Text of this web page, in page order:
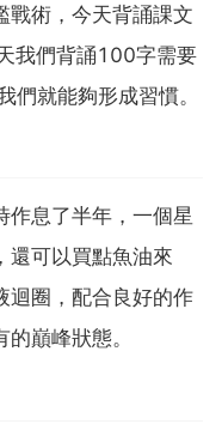
戰術，今天背誦課文
我們背誦100字需要
們就能夠形成習慣。
作息了半年，一個星
還可以買點魚油來
迴圈，配合良好的作
巔峰狀態。